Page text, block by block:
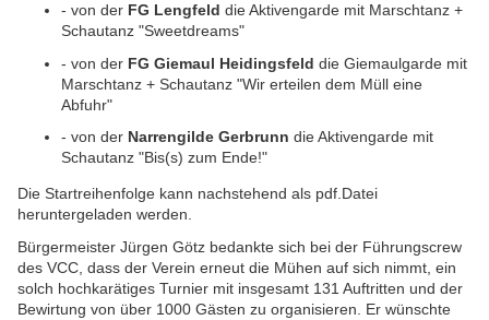
- von der FG Lengfeld die Aktivengarde mit Marschtanz +
Schautanz "Sweetdreams"
- von der FG Giemaul Heidingsfeld die Giemaulgarde mit
Marschtanz + Schautanz "Wir erteilen dem Müll eine
Abfuhr"
- von der Narrengilde Gerbrunn die Aktivengarde mit
Schautanz "Bis(s) zum Ende!"
Die Startreihenfolge kann nachstehend als pdf.Datei
heruntergeladen werden.
Bürgermeister Jürgen Götz bedankte sich bei der Führungscrew
des VCC, dass der Verein erneut die Mühen auf sich nimmt, ein
solch hochkarätiges Turnier mit insgesamt 131 Auftritten und der
Bewirtung von über 1000 Gästen zu organisieren. Er wünschte